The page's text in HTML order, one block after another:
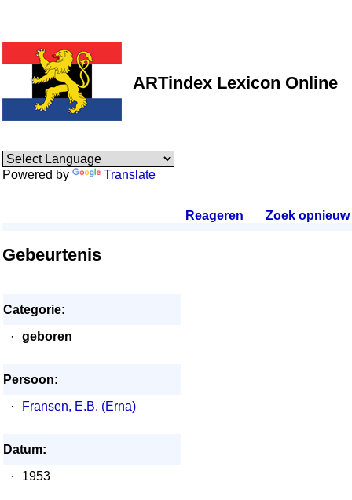
ARTindex Lexicon Online
Powered by Translate
Reageren Zoek opnieuw.
Gebeurtenis
Categorie:
·
geboren
Persoon:
·
Fransen, E.B. (Erna)
Datum:
·
1953